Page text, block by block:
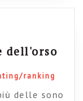
dell'orso
ranking
delle sono